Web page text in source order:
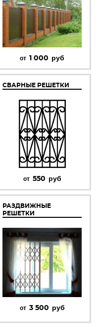
от 1 000 руб
СВАРНЫЕ РЕШЕТКИ
от 550 руб
РАЗДВИЖНЫЕ
РЕШЕТКИ
от 3 500 руб